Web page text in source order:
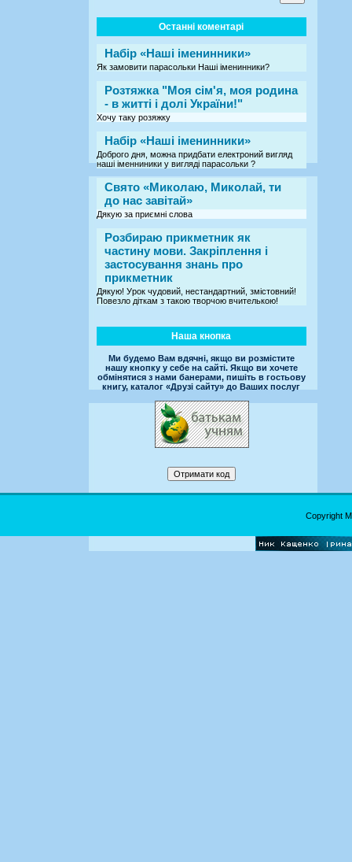
Останні коментарі
Набір «Наші іменинники»
Як замовити парасольки Наші іменинники?
Розтяжка "Моя сім'я, моя родина
- в житті і долі України!"
Хочу таку розяжку
Набір «Наші іменинники»
Доброго дня, можна придбати електроний вигляд
наші іменниники у вигляді парасольки ?
Свято «Миколаю, Миколай, ти
до нас завітай»
Дякую за приємні слова
Розбираю прикметник як
частину мови. Закріплення і
застосування знань про
прикметник
Дякую! Урок чудовий, нестандартний, змістовний!
Повезло діткам з такою творчою вчителькою!
Наша кнопка
Ми будемо Вам вдячні, якщо ви розмістите
нашу кнопку у себе на сайті. Якщо ви хочете
обмінятися з нами банерами, пишіть в гостьову
книгу, каталог «Друзі сайту» до Ваших послуг
Copyright